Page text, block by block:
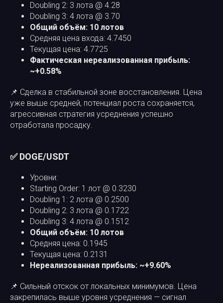
Doubling 2: 3 лота @ 4.28
Doubling 3: 4 лота @ 3.70
Общий объём: 10 лотов
Средняя цена входа: 4.7450
Текущая цена: 4.7725
Фактическая нереализованная прибыль:
~+0.58%
📌 Сделка в стабильной зоне восстановления. Цена
уже выше средней, потенциал роста сохраняется,
агрессивная стратегия усреднения успешно
отработала просадку.
✅ DOGE/USDT
Уровни:
Starting Order: 1 лот @ 0.3230
Doubling 1: 2 лота @ 0.2500
Doubling 2: 3 лота @ 0.1722
Doubling 3: 4 лота @ 0.1512
Общий объём: 10 лотов
Средняя цена: 0.1945
Текущая цена: 0.2131
Нереализованная прибыль: ~+9.60%
📌 Сильный отскок от локальных минимумов. Цена
закрепилась выше уровня усреднения — сигнал